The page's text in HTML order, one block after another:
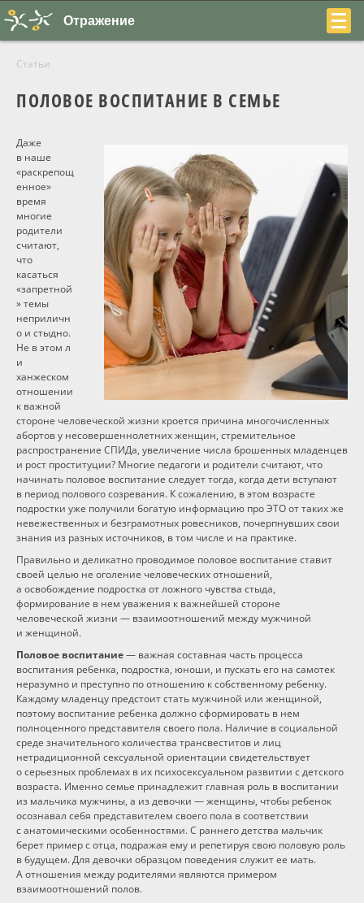
+7
(831)
230-
22-
04
О центре
Программы
Вебинары
Персоналии
Статьи
Новости
Контакты
Отражение
Статьи
ПОЛОВОЕ ВОСПИТАНИЕ В СЕМЬЕ
Даже
в наше
«раскрепощ
енное»
время
многие
родители
считают,
что
касаться
«запретной
» темы
неприличн
о и стыдно.
Не в этом л
и
ханжеском
отношении
к важной
стороне человеческой жизни кроется причина многочисленных
абортов у несовершеннолетних женщин, стремительное
распространение СПИДа, увеличение числа брошенных младенцев
и рост проституции? Многие педагоги и родители считают, что
начинать половое воспитание следует тогда, когда дети вступают
в период полового созревания. К сожалению, в этом возрасте
подростки уже получили богатую информацию про ЭТО от таких же
невежественных и безграмотных ровесников, почерпнувших свои
знания из разных источников, в том числе и на практике.
Правильно и деликатно проводимое половое воспитание ставит
своей целью не оголение человеческих отношений,
а освобождение подростка от ложного чувства стыда,
формирование в нем уважения к важнейшей стороне
человеческой жизни — взаимоотношений между мужчиной
и женщиной.
Половое воспитание— важная составная часть процесса
воспитания ребенка, подростка, юноши, и пускать его на самотек
неразумно и преступно по отношению к собственному ребенку.
Каждому младенцу предстоит стать мужчиной или женщиной,
поэтому воспитание ребенка должно сформировать в нем
полноценного представителя своего пола. Наличие в социальной
среде значительного количества трансвеститов и лиц
нетрадиционной сексуальной ориентации свидетельствует
о серьезных проблемах в их психосексуальном развитии с детского
возраста. Именно семье принадлежит главная роль в воспитании
из мальчика мужчины, а из девочки — женщины, чтобы ребенок
осознавал себя представителем своего пола в соответствии
с анатомическими особенностями. С раннего детства мальчик
берет пример с отца, подражая ему и репетируя свою половую роль
в будущем. Для девочки образцом поведения служит ее мать.
А отношения между родителями являются примером
взаимоотношений полов.